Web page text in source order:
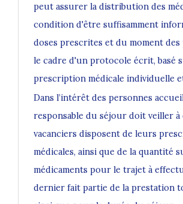
peut assurer la distribution des
condition d'être suffisamment
doses prescrites et du moment des
le cadre d'un protocole écrit, basé
prescription médicale individuelle
Dans l’intérêt des personnes
responsable du séjour doit veiller à
vacanciers disposent de leurs
médicales, ainsi que de la quantité
médicaments pour le trajet à
dernier fait partie de la prestation